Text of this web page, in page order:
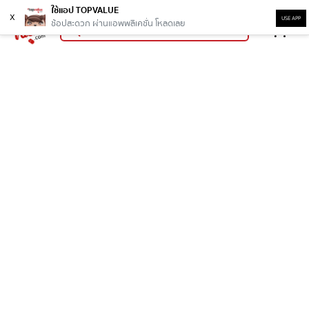
x
ใช้แอป TOPVALUE
ช้อปสะดวก ผ่านแอพพลิเคชั่น โหลดเลย
USE APP